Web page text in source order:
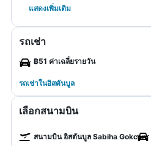
แสดงเพิ่มเติม
รถเช่า
฿51 ค่าเฉลี่ยรายวัน
รถเช่าในอิสตันบูล
เลือกสนามบิน
สนามบิน อิสตันบูล Sabiha Gokcen